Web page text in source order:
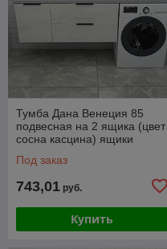
Тумба Дана Венеция 85
подвесная на 2 ящика (цвет
сосна касцина) ящики
над
Под заказ
743,01 руб.
Купить